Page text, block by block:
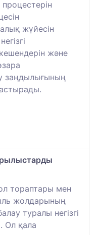
жүйесін
және
заңдылығының
тораптары мен
жолдарының
туралы негізгі
Ол қала